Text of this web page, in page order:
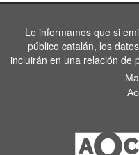
Le informamos que si
público catalán, los
incluirán en una relación de